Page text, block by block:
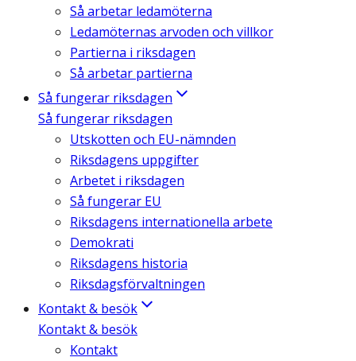
Så arbetar ledamöterna
Ledamöternas arvoden och villkor
Partierna i riksdagen
Så arbetar partierna
Så fungerar riksdagen
Så fungerar riksdagen
Utskotten och EU-nämnden
Riksdagens uppgifter
Arbetet i riksdagen
Så fungerar EU
Riksdagens internationella arbete
Demokrati
Riksdagens historia
Riksdagsförvaltningen
Kontakt & besök
Kontakt & besök
Kontakt